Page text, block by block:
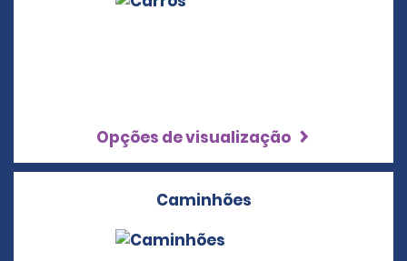
Opções de visualização
Caminhões